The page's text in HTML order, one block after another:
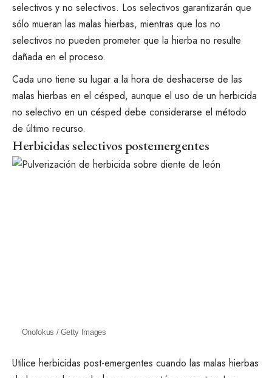
selectivos y no selectivos. Los selectivos garantizarán que
sólo mueran las malas hierbas, mientras que los no
selectivos no pueden prometer que la hierba no resulte
dañada en el proceso.
Cada uno tiene su lugar a la hora de deshacerse de las
malas hierbas en el césped, aunque el uso de un herbicida
no selectivo en un césped debe considerarse el método
de último recurso.
Herbicidas selectivos postemergentes
Onofokus / Getty Images
Utilice herbicidas post-emergentes cuando las malas hierbas